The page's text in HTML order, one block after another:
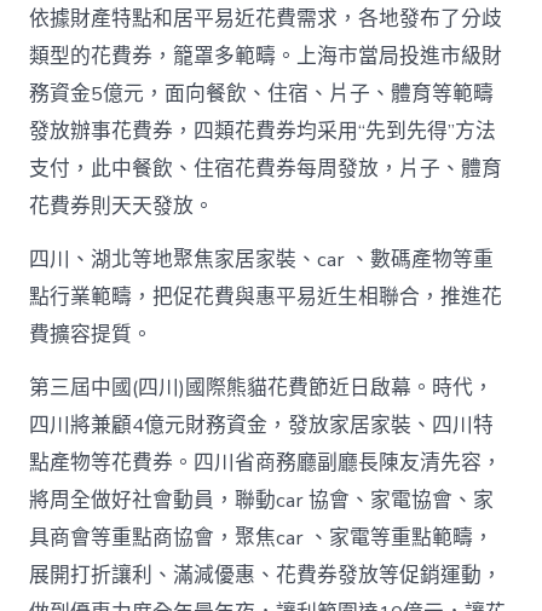
真
金
查
包
養
網
站
白
滅
花
費
_
中
國
網〉
中
依據財產特點和居平易近花費需求，各地發布了分歧
類型的花費券，籠罩多範疇。上海市當局投進市級財
務資金5億元，面向餐飲、住宿、片子、體育等範疇
發放辦事花費券，四類花費券均采用“先到先得”方法
支付，此中餐飲、住宿花費券每周發放，片子、體育
花費券則天天發放。
四川、湖北等地聚焦家居家裝、car 、數碼產物等重
點行業範疇，把促花費與惠平易近生相聯合，推進花
費擴容提質。
第三屆中國(四川)國際熊貓花費節近日啟幕。時代，
四川將兼顧4億元財務資金，發放家居家裝、四川特
點產物等花費券。四川省商務廳副廳長陳友清先容，
將周全做好社會動員，聯動car 協會、家電協會、家
具商會等重點商協會，聚焦car 、家電等重點範疇，
展開打折讓利、滿減優惠、花費券發放等促銷運動，